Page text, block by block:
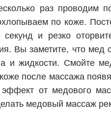
раз проводим
по коже.
секунд и резко
Вы заметите, что мед
и жидкости. Смойте
после массажа
эффект от медового
медовый массаж